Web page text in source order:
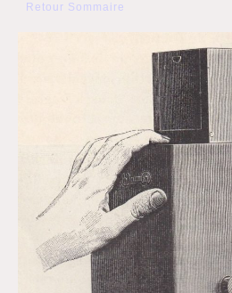
Retour Sommaire